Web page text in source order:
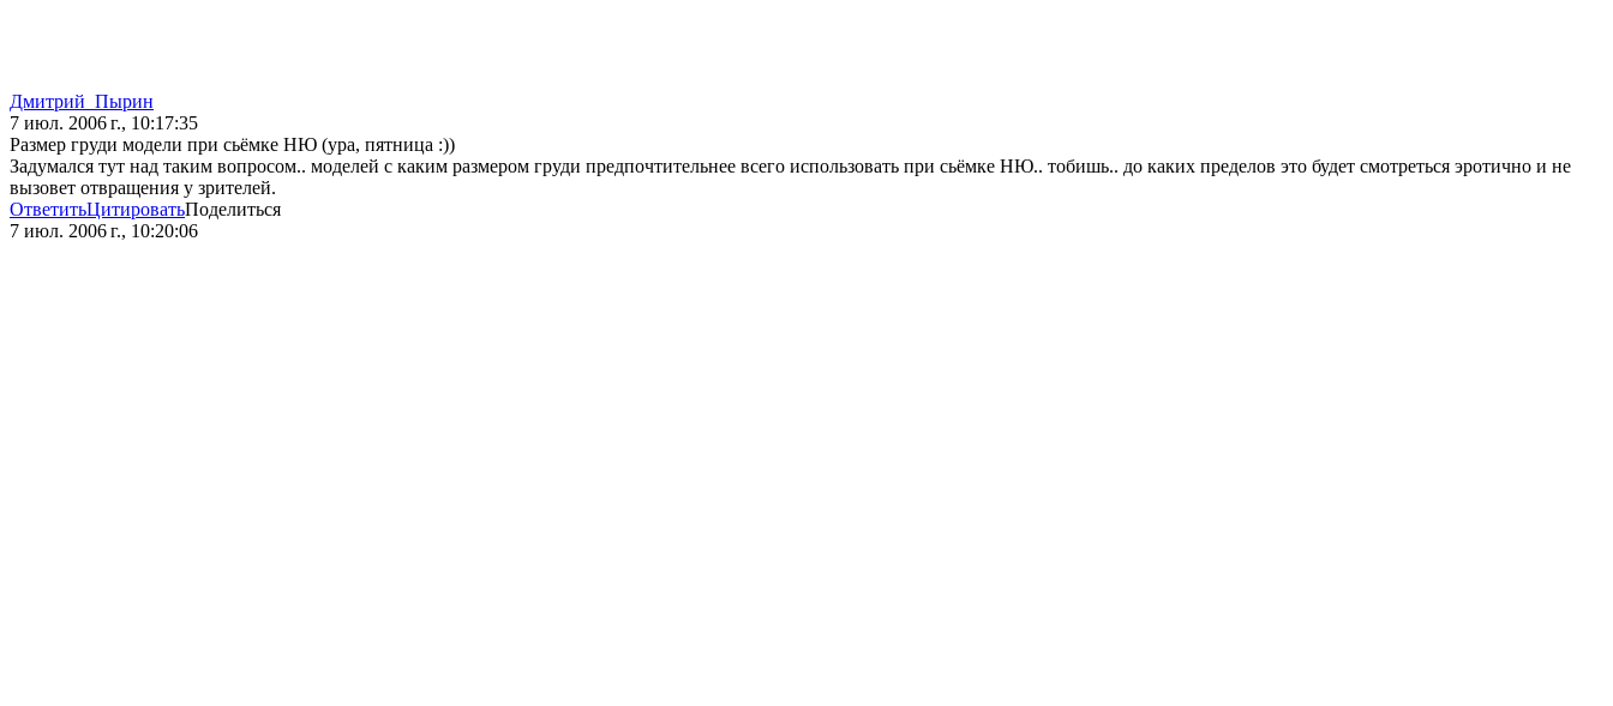
Дмитрий_Пырин
7 июл. 2006 г., 10:17:35
Размер груди модели при сьёмке НЮ (ура, пятница :))
Задумался тут над таким вопросом.. моделей с каким размером груди предпочтительнее всего использовать при сьёмке НЮ.. тобишь.. до каких пределов это будет смотреться эротично и не
вызовет отвращения у зрителей.
ОтветитьЦитироватьПоделиться
7 июл. 2006 г., 10:20:06